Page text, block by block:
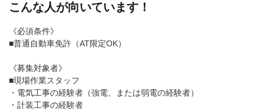
こんな人が向いています！
《必須条件》
■普通自動車免許（AT限定OK）
《募集対象者》
■現場作業スタッフ
・電気工事の経験者（強電、または弱電の経験者）
・計装工事の経験者